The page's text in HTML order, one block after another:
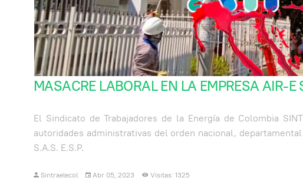
MASACRE LABORAL EN LA EMPRESA AIR-E
El Sindicato de Trabajadores de la Energía de Colombia
autoridades administrativas del orden nacional,
S.A.S. E.S.P.
Sintraelecol Abr 05, 2023 Visitas: 1325